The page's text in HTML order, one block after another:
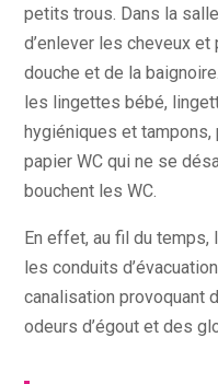
petits trous. Dans la
d’enlever les cheveux
douche et de la
les lingettes bébé,
hygiéniques et
papier WC qui ne se
bouchent les WC.
En effet, au fil du temps,
les conduits
canalisation provoquant
odeurs d’égout et des